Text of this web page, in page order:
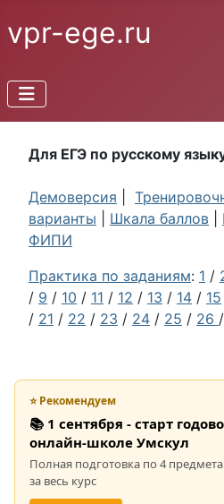
vpr-ege.ru
Для ЕГЭ по русскому
Демоверсия
варианты
Шкала баллов
ФИПИ
Практика по заданиям: 1 /
/ 9 / 10 / 11 / 12 / 13 / 14 / 15
/ 21 / 22 / 23 / 24 / 25 / 26 /
⭐ Рекомендуем
📚 1 сентября - старт
онлайн-школе Умскул
Полная подготовка по 4
за весь курс